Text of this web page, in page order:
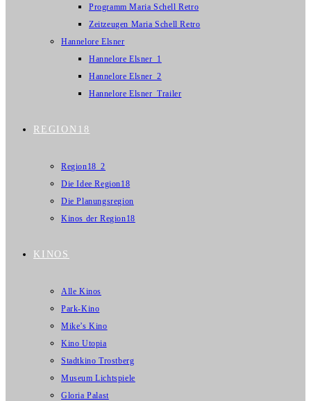
Programm Maria Schell Retro
Zeitzeugen Maria Schell Retro
Hannelore Elsner
Hannelore Elsner_1
Hannelore Elsner_2
Hannelore Elsner_Trailer
REGION18
Region18_2
Die Idee Region18
Die Planungsregion
Kinos der Region18
KINOS
Alle Kinos
Park-Kino
Mike’s Kino
Kino Utopia
Stadtkino Trostberg
Museum Lichtspiele
Gloria Palast